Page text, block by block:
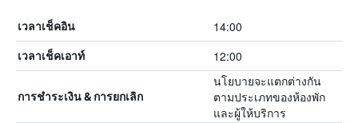
เวลาเช็คอิน 14:00
เวลาเช็คเอาท์ 12:00
การชำระเงิน & การยกเลิก
นโยบายจะแตกต่างกัน
ตามประเภทของห้องพัก
และผู้ให้บริการ